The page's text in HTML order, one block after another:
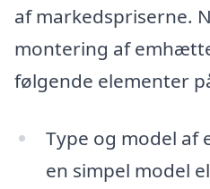
af markedspriserne.
montering af
følgende elementer
Type og model af
en simpel model